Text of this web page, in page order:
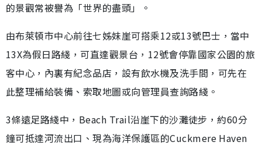
的景觀常被譽為「世界的盡頭」。
由布萊頓市中心前往七姊妹崖可搭乘12或13號巴士，當中
13X為假日路綫，可直達觀景台，12號會停靠國家公園的旅
客中心，內裏有紀念品店，設有飲水機及洗手間，可先在
此整理補給裝備、索取地圖或向管理員查詢路綫。
3條遠足路綫中，Beach Trail沿崖下的沙灘徒步，約60分
鐘可抵達河流出口、現為海洋保護區的Cuckmere Haven